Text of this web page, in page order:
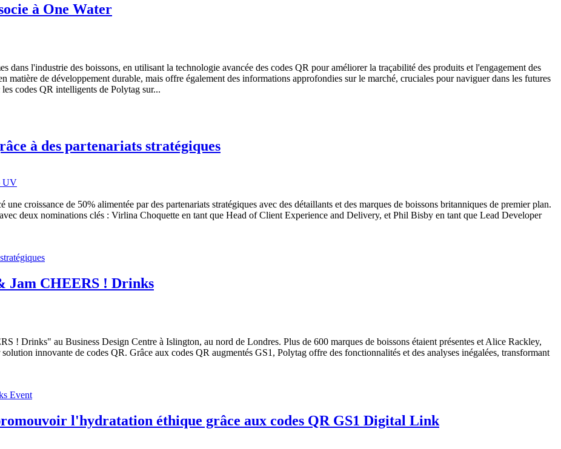
à One Water
dans l'industrie des boissons, en utilisant la technologie avancée des codes QR pour améliorer la traçabilité des produits et l'engagement des
matière de développement durable, mais offre également des informations approfondies sur le marché, cruciales pour naviguer dans les futures
codes QR intelligents de Polytag sur...
à des partenariats stratégiques
UV
croissance de 50% alimentée par des partenariats stratégiques avec des détaillants et des marques de boissons britanniques de premier plan.
deux nominations clés : Virlina Choquette en tant que Head of Client Experience and Delivery, et Phil Bisby en tant que Lead Developer
Jam CHEERS ! Drinks
! Drinks" au Business Design Centre à Islington, au nord de Londres. Plus de 600 marques de boissons étaient présentes et Alice Rackley,
innovante de codes QR. Grâce aux codes QR augmentés GS1, Polytag offre des fonctionnalités et des analyses inégalées, transformant
l'hydratation éthique grâce aux codes QR GS1 Digital Link